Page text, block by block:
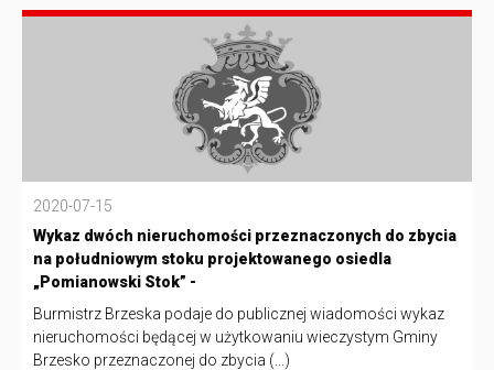
2020-07-15
Wykaz dwóch nieruchomości przeznaczonych do zbycia
na południowym stoku projektowanego osiedla
„Pomianowski Stok” -
Burmistrz Brzeska podaje do publicznej wiadomości wykaz
nieruchomości będącej w użytkowaniu wieczystym Gminy
Brzesko przeznaczonej do zbycia (...)